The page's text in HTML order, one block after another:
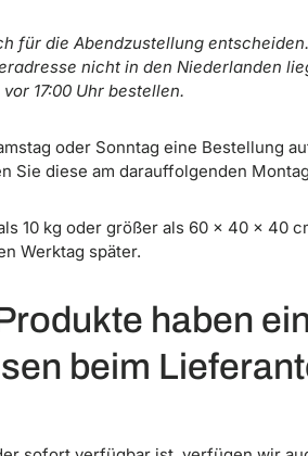
für die Abendzustellung
nicht in den Niederlanden
17:00 Uhr bestellen.
oder Sonntag eine Bestellung
Sie diese am darauffolgenden
10 kg oder größer als 60 x 40 x 40
Werktag später.
haben
beim